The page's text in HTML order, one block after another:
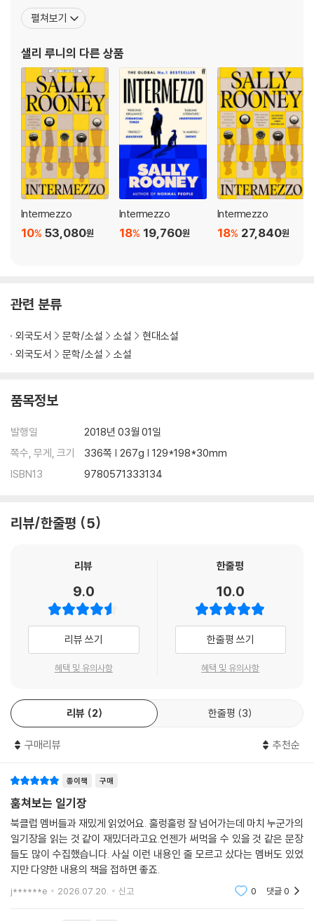
올해의 젊은 작가상을 수상하는 등 데뷔와 동시에 평단과 독자로부터
큰 호응을 얻었다. 이후 스물일곱 살에 발표한 두 번째 장편 《노멀 피
되며 100만 부 이상 판매되면서 젊은
펼쳐보기
샐리 루니 의 다른 상품
Intermezzo
53,080원
10%
Intermezzo
19,760원
18%
Intermezzo
27,840원
18%
관련 분류
외국도서 문학/소설 소설
현대소설
외국도서
문학/소설 소설
품목정보
발행일
2018년 03월 01일
쪽수, 무게, 크기
336쪽 | 267g | 129*198*30mm
ISBN13
9780571333134
리뷰/한줄평 5
리뷰
9.0
리뷰 쓰기
혜택 및 유의사항
한줄평
10.0
한줄평 쓰기
혜택 및 유의사항
리뷰 2 한줄평 3
구매리뷰 추천순
종이책 구매
훔쳐보는 일기장
북클럽 멤버들과 재밌게 읽었어요. 훌렁훌렁 잘 넘어가는데 마치 누군가의
일기장을 읽는 것 같이 재밌더라고요.언젠가 써먹을 수 있을 것 같은 문장
들도 많이 수집했습니다. 사실 이런 내용인 줄 모르고 샀다는 멤버도 있었
지만 다양한 내용의 책을 접하면 좋죠.
j******e 2026.07.20. 신고 0 댓글0